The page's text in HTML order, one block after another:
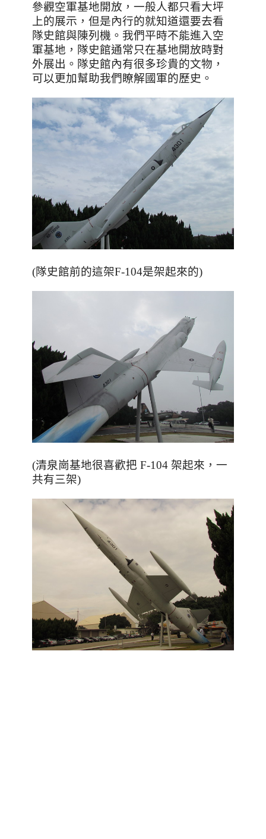
參觀空軍基地開放，一般人都只看大坪
上的展示，但是內行的就知道還要去看
隊史館與陳列機。我們平時不能進入空
軍基地，隊史館通常只在基地開放時對
外展出。隊史館內有很多珍貴的文物，
可以更加幫助我們瞭解國軍的歷史。
(隊史館前的這架F-104是架起來的)
(清泉崗基地很喜歡把 F-104 架起來，一
共有三架)